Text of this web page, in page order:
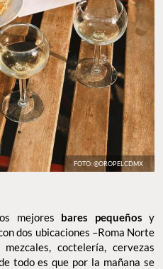
FOTO: @OROPELCDMX
mejores bares pequeños y
dos ubicaciones –Roma Norte
coctelería, cervezas
todo es que por la mañana se